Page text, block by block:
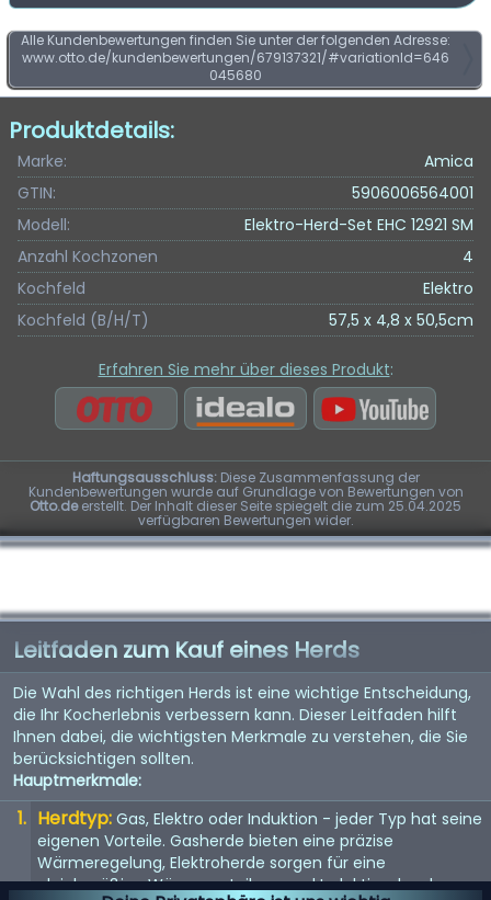
Alle Kundenbewertungen finden Sie unter der folgenden Adresse:
www.otto.de/kundenbewertungen/679137321/#variationId=646
045680
Produktdetails:
Marke:
Amica
GTIN:
5906006564001
Modell:
Elektro-Herd-Set EHC 12921 SM
Anzahl Kochzonen
4
Kochfeld
Elektro
Kochfeld (B/H/T)
57,5 x 4,8 x 50,5cm
Erfahren Sie mehr über dieses Produkt:
Haftungsausschluss:Diese Zusammenfassung der
Kundenbewertungen wurde auf Grundlage von Bewertungen von
Otto.deerstellt. Der Inhalt dieser Seite spiegelt die zum 25.04.2025
verfügbaren Bewertungen wider.
Leitfaden zum Kauf eines Herds
Die Wahl des richtigen Herds ist eine wichtige Entscheidung,
die Ihr Kocherlebnis verbessern kann. Dieser Leitfaden hilft
Ihnen dabei, die wichtigsten Merkmale zu verstehen, die Sie
berücksichtigen sollten.
Hauptmerkmale:
Herdtyp: Gas, Elektro oder Induktion - jeder Typ hat seine
eigenen Vorteile. Gasherde bieten eine präzise
Wärmeregelung, Elektroherde sorgen für eine
gleichmäßige Wärmeverteilung und Induktionsherde